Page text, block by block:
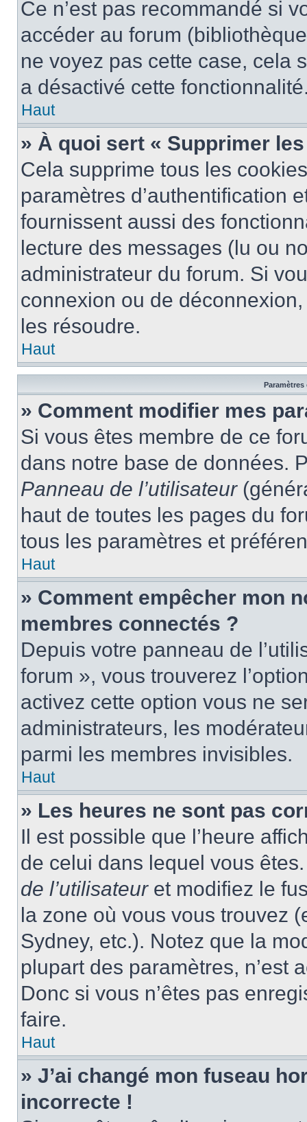
Ce n’est pas recommandé si
accéder au forum
ne voyez pas cette case, cela
a désactivé cette
Haut
» À quoi sert « Supprimer
Cela supprime tous les
paramètres d’authentification
fournissent aussi des
lecture des messages (lu ou
administrateur du forum. Si
connexion ou de
les résoudre.
Haut
Paramètres
» Comment modifier mes
Si vous êtes membre de ce
dans notre base de données.
Panneau de l’utilisateur
haut de toutes les pages du
tous les paramètres et
Haut
» Comment empêcher mon
membres connectés ?
Depuis votre panneau de
forum », vous trouverez
activez cette option vous ne
administrateurs, les
parmi les membres invisibles.
Haut
» Les heures ne sont pas
Il est possible que l’heure
de celui dans lequel vous
de l’utilisateuret modifiez le
la zone où vous vous trouvez
Sydney, etc.). Notez que la
plupart des paramètres, n’est
Donc si vous n’êtes pas
faire.
Haut
» J’ai changé mon fuseau
incorrecte !